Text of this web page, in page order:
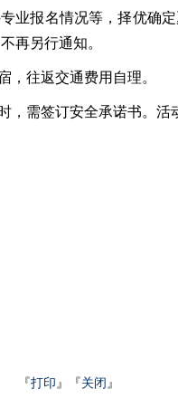
业报名情况等，择优确
再另行通知。
，往返交通费用自理。
需签订安全承诺书。活
『打印』『 关闭 』